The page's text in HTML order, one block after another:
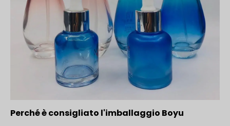
Perché è consigliato l'imballaggio Boyu